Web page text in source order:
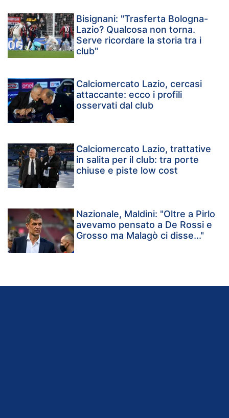
Bisignani: "Trasferta Bologna-
Lazio? Qualcosa non torna.
Serve ricordare la storia tra i
club"
Calciomercato Lazio, cercasi
attaccante: ecco i profili
osservati dal club
Calciomercato Lazio, trattative
in salita per il club: tra porte
chiuse e piste low cost
Nazionale, Maldini: "Oltre a Pirlo
avevamo pensato a De Rossi e
Grosso ma Malagò ci disse..."